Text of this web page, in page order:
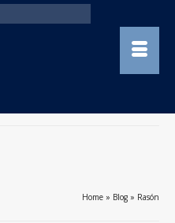
Home » Blog » Rasón